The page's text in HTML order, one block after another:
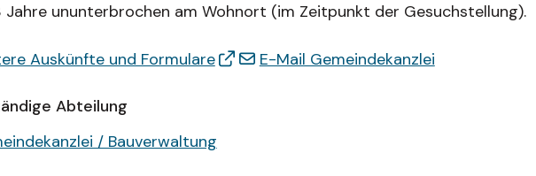
Jahre ununterbrochen am Wohnort (im Zeitpunkt der Gesuchstellung).
Auskünfte und Formulare E-Mail Gemeindekanzlei
Abteilung
/ Bauverwaltung